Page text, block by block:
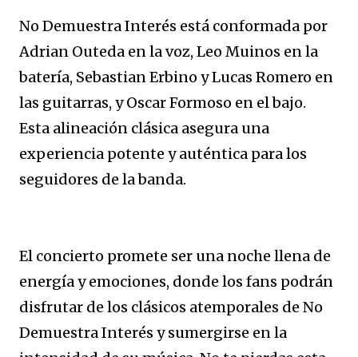
No Demuestra Interés está conformada por
Adrian Outeda en la voz, Leo Muinos en la
batería, Sebastian Erbino y Lucas Romero en
las guitarras, y Oscar Formoso en el bajo.
Esta alineación clásica asegura una
experiencia potente y auténtica para los
seguidores de la banda.
El concierto promete ser una noche llena de
energía y emociones, donde los fans podrán
disfrutar de los clásicos atemporales de No
Demuestra Interés y sumergirse en la